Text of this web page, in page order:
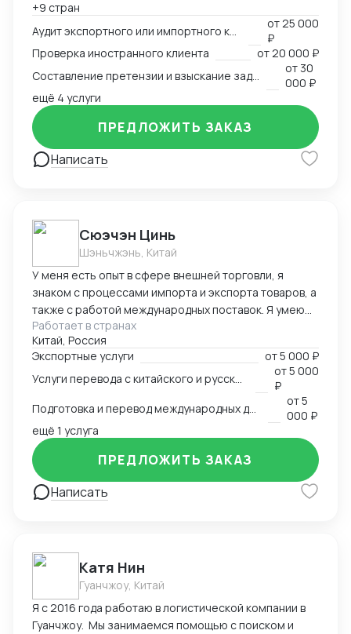
внешнеэкономических споров. Международный
арбитр (Рижский третейский суд / Рига, Латвия,
международный арбитражный суд IAC / Алматы,
Казахстан).
+9 стран
от25 000
₽
Проверка иностранного клиента
от20 000 ₽
от 30
000 ₽
ещё 4 услуги
Написать
ПРЕДЛОЖИТЬ ЗАКАЗ
Cюэчэн Цинь
Шэньчжэнь, Китай
У меня есть опыт в сфере внешней торговли, я
знаком с процессами импорта и экспорта товаров, а
также с работой международных поставок. Я умею
вести переговоры с зарубежными партнерами,
заключать контракты, а также решать вопросы,
связанные с логистикой и таможней. Могу
предоставить консультации по внешней торговле.
Работает в странах
Китай, Россия
Экспортные услуги
от5 000 ₽
от5 000
₽
от5
000 ₽
ещё 1 услуга
Написать
ПРЕДЛОЖИТЬ ЗАКАЗ
Катя Нин
Гуанчжоу, Китай
Я с 2016 года работаю в логистической компании в
Гуанчжоу. Мы занимаемся помощью с поиском и